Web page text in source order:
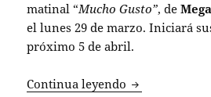
matinal “Mucho Gusto”, de
el lunes 29 de marzo. Iniciará
próximo 5 de abril.
Continua leyendo Neme y su